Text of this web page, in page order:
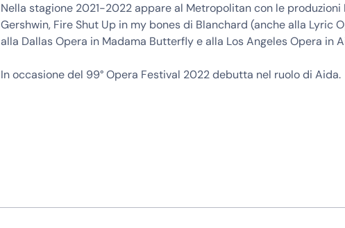
Nella stagione 2021-2022 appare al Metropolitan con le produzioni
Gershwin, Fire Shut Up in my bones di Blanchard (anche alla Lyric
alla Dallas Opera in Madama Butterfly e alla Los Angeles Opera in
In occasione del 99° Opera Festival 2022 debutta nel ruolo di Aida.